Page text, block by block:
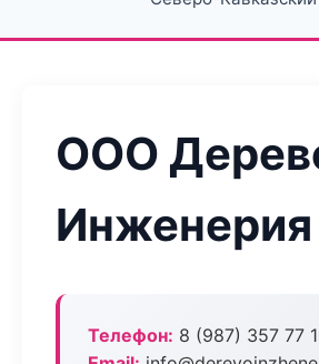
ООО
Инженерия
Телефон: 8 (987) 357 77